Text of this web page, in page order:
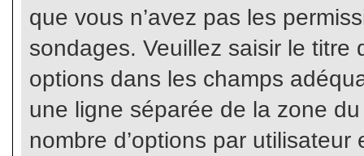
que vous n’avez pas les
sondages. Veuillez saisir le
options dans les champs
une ligne séparée de la zone
nombre d’options par